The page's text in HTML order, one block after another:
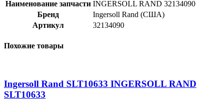
Наименование запчасти INGERSOLL RAND 32134090
Бренд
Ingersoll Rand (США)
Артикул
32134090
Похожие товары
Ingersoll Rand SLT10633 INGERSOLL RAND
SLT10633